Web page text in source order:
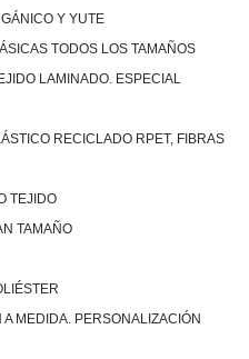
Y YUTE
TODOS LOS TAMAÑOS
LAMINADO. ESPECIAL
RECICLADO RPET, FIBRAS
TEJIDO
TAMAÑO
MEDIDA. PERSONALIZACIÓN